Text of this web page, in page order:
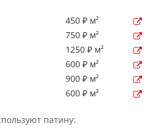
450 ₽ м²
750 ₽ м²
1250 ₽ м²
600 ₽ м²
900 ₽ м²
600 ₽ м²
патину: